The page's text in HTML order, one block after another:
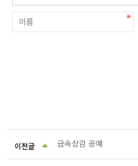
이전글 금속상감 공예